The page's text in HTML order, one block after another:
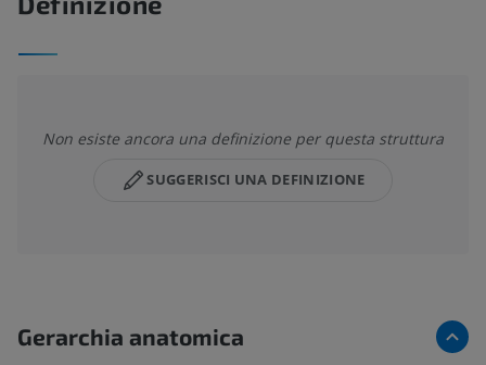
Non esiste ancora una definizione per questa struttura
SUGGERISCI UNA DEFINIZIONE
Gerarchia anatomica